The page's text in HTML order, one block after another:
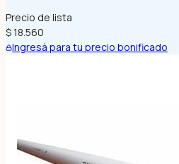
Precio de lista
$ 18.560
Ingresá para tu precio bonificado